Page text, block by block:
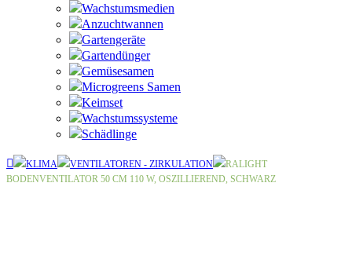
Wachstumsmedien
Anzuchtwannen
Gartengeräte
Gartendünger
Gemüsesamen
Microgreens Samen
Keimset
Wachstumssysteme
Schädlinge
KLIMA VENTILATOREN - ZIRKULATION
RALIGHT
BODENVENTILATOR 50 CM 110 W, OSZILLIEREND, SCHWARZ